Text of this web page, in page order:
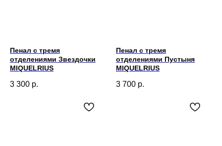
Пенал с тремя
отделениями Звездочки
MIQUELRIUS
3 300 р.
Пенал с тремя
отделениями Пустыня
MIQUELRIUS
3 700 р.